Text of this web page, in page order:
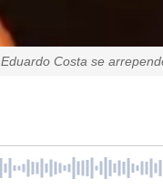
Eduardo Costa se